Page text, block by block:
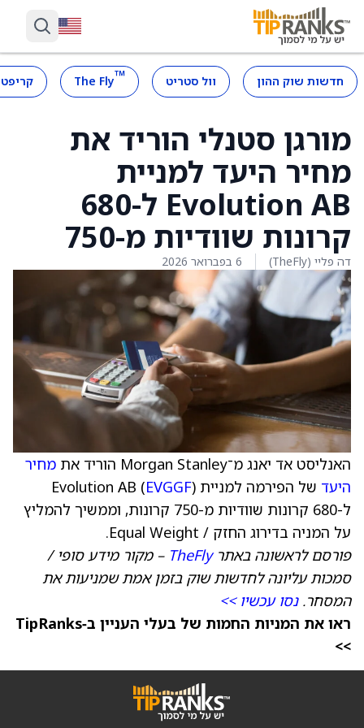
חדשות שוק ההון וול סטריט ™
The Fly
מורגן סטנלי הוריד את
מחיר היעד למניית
Evolution AB ל-680
קרונות שוודיות מ-750
דה פליי (TheFly) 6 בפברואר 2026
האנליסט אד יאנג מ־Morgan Stanley הוריד את
מחיר
היעד של הפירמה למניית Evolution AB ( EVGGF)
ל-680 קרונות שוודיות מ-750 קרונות, וממשיך להמליץ
על המניה בדירוג החזק / Equal Weight.
פורסם לראשונה באתרTheFly – מקור מידע סופי /
סמכות עליונה לחדשות שוק בזמן אמת שמניעות את
המסחר.נסו עכשיו >>
ראו את המניות החמות של בעלי העניין ב‑TipRanks
>>